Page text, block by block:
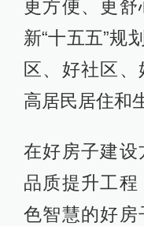
更方便、更
新“十五五”规
区、好社区
高居民居住和
在好房子建设
品质提升工
色智慧的好房